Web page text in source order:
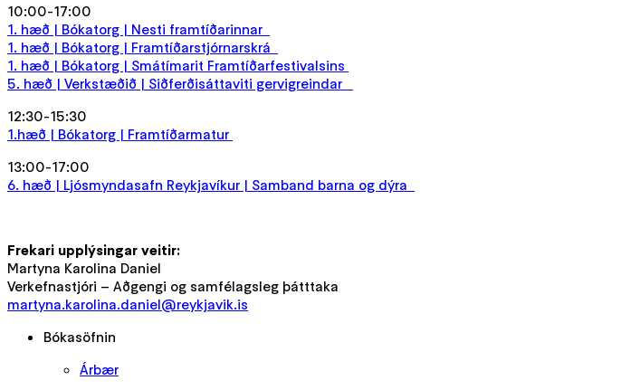
10:00-17:00
1. hæð | Bókatorg | Nesti framtíðarinnar
1. hæð | Bókatorg | Framtíðarstjórnarskrá
1. hæð | Bókatorg | Smátímarit Framtíðarfestivalsins
5. hæð | Verkstæðið | Siðferðisáttaviti gervigreindar
12:30-15:30
1.hæð | Bókatorg | Framtíðarmatur
13:00-17:00
6. hæð | Ljósmyndasafn Reykjavíkur | Samband barna og dýra
Frekari upplýsingar veitir:
Martyna Karolina Daniel
Verkefnastjóri – Aðgengi og samfélagsleg þátttaka
martyna.karolina.daniel@reykjavik.is
Bókasöfnin
Árbær